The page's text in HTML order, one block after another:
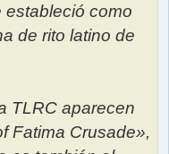
estableció como
de rito latino de
TLRC aparecen
Fatima Crusade»,